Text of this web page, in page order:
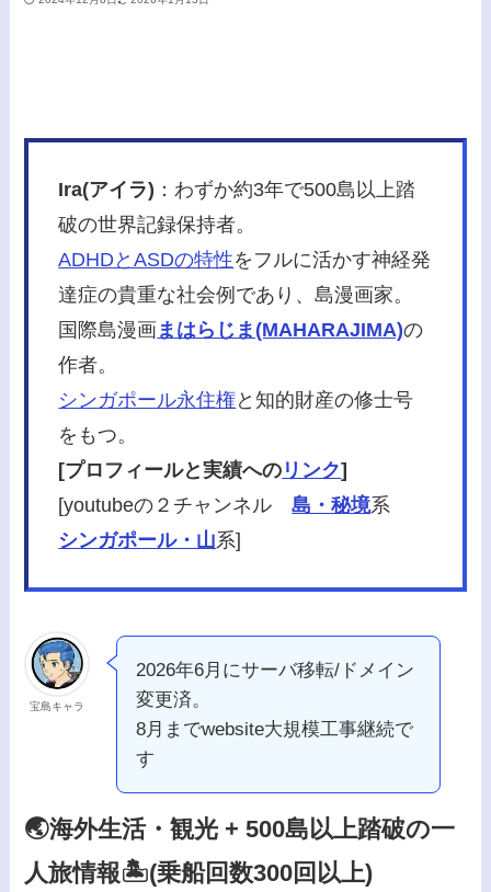
Ira(アイラ) ：わずか約3年で500島以上踏
破の世界記録保持者。
ADHDとASDの特性をフルに活かす神経発
達症の貴重な社会例であり、島漫画家。
国際島漫画 まはらじま(MAHARAJIMA)の
作者。
シンガポール永住権と知的財産の修士号
をもつ。
[プロフィールと実績への リンク]
[youtubeの２チャンネル島・秘境系
シンガポール・山系]
宝島キャラ
2026年6月にサーバ移転/ドメイン
変更済。
8月までwebsite大規模工事継続で
す
🌏海外生活・観光 + 500島以上踏破の一
人旅情報🏝️(乗船回数300回以上)